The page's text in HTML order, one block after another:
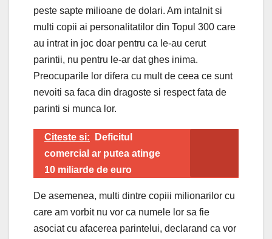
peste sapte milioane de dolari. Am intalnit si
multi copii ai personalitatilor din Topul 300 care
au intrat in joc doar pentru ca le-au cerut
parintii, nu pentru le-ar dat ghes inima.
Preocuparile lor difera cu mult de ceea ce sunt
nevoiti sa faca din dragoste si respect fata de
parinti si munca lor.
Citeste si:
Deficitul
comercial ar putea atinge
10 miliarde de euro
De asemenea, multi dintre copiii milionarilor cu
care am vorbit nu vor ca numele lor sa fie
asociat cu afacerea parintelui, declarand ca vor